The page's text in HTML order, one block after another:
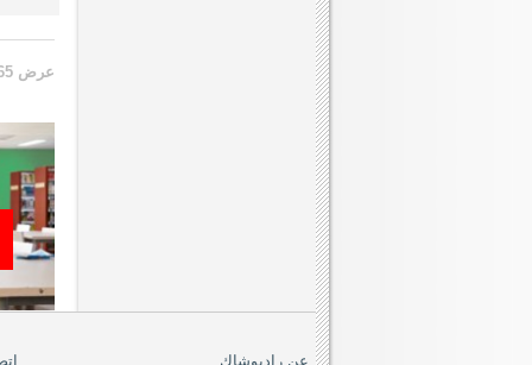
عرض 65 الى 96 من 575 (18 صفحات)
عن راديوشاك